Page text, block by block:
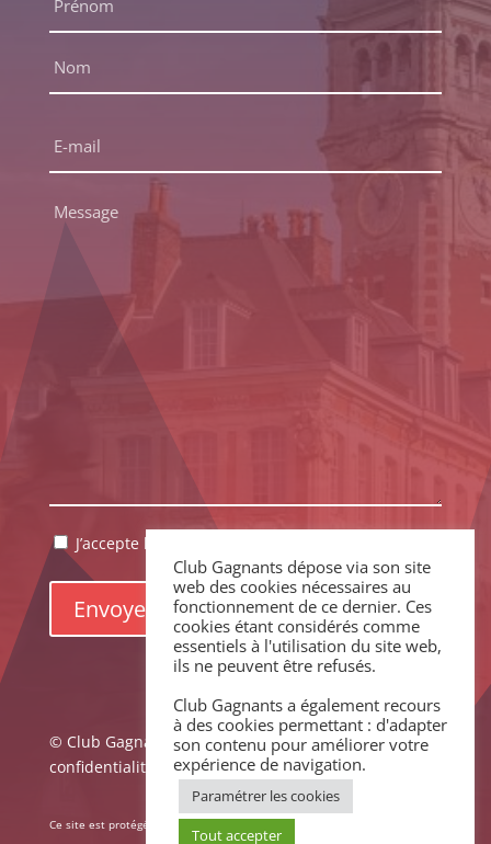
complet
mail
Message
RGPDJ’accepte la politique de confidentialité.
© Club Gagnants –Mentions légales|Politique de
confidentialité
Ce site est protégé par reCAPTCHA. La
Club Gagnants dépose via son site
web des cookies nécessaires au
fonctionnement de ce dernier. Ces
cookies étant considérés comme
essentiels à l'utilisation du site web,
ils ne peuvent être refusés.
Club Gagnants a également recours
à des cookies permettant : d'adapter
son contenu pour améliorer votre
expérience de navigation.
Paramétrer les cookies
Tout accepter